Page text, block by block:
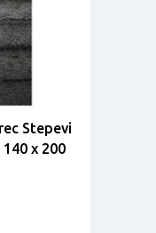
Stepevi
x 200